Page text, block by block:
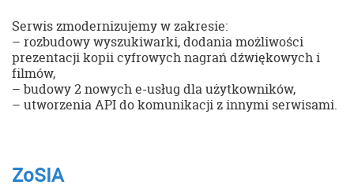
Serwis zmodernizujemy w zakresie:
– rozbudowy wyszukiwarki, dodania możliwości
prezentacji kopii cyfrowych nagrań dźwiękowych i
filmów,
– budowy 2 nowych e-usług dla użytkowników,
– utworzenia API do komunikacji z innymi serwisami.
ZoSIA